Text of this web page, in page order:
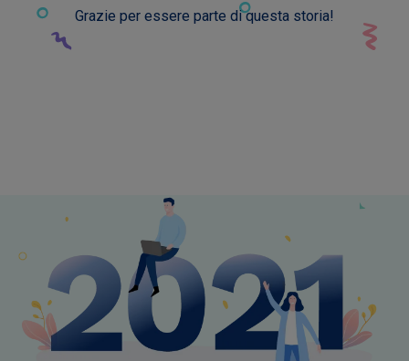
Grazie per essere parte di questa storia!